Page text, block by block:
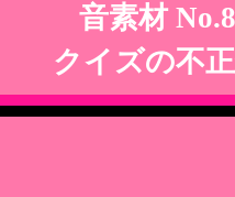
音素材
クイズの不